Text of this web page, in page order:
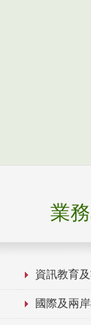
業
資訊教育
國際及兩